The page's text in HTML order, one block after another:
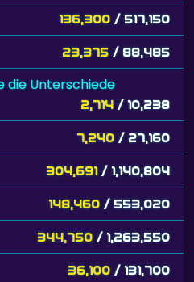
136,300 / 517,150
23,375 / 88,485
die Unterschiede
2,714 / 10,238
7,240 / 27,160
304,691 / 1,140,804
148,460 / 553,020
344,750 / 1,263,550
36,100 / 131,700